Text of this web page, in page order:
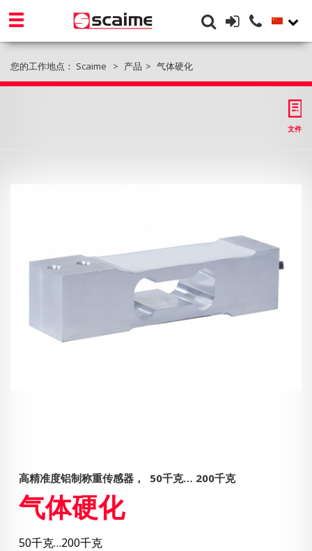
您的工作地点： Scaime 产品 气体硬化
文件
高精准度铝制称重传感器， 50千克… 200千克
气体硬化
50千克…200千克